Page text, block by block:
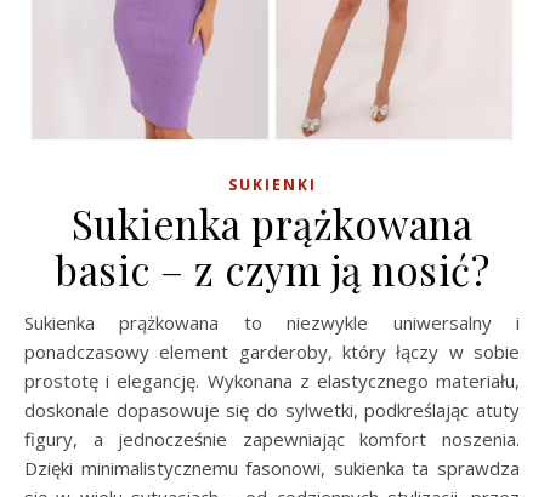
SUKIENKI
Sukienka prążkowana
basic – z czym ją nosić?
Sukienka prążkowana to niezwykle uniwersalny i
ponadczasowy element garderoby, który łączy w sobie
prostotę i elegancję. Wykonana z elastycznego materiału,
doskonale dopasowuje się do sylwetki, podkreślając atuty
figury, a jednocześnie zapewniając komfort noszenia.
Dzięki minimalistycznemu fasonowi, sukienka ta sprawdza